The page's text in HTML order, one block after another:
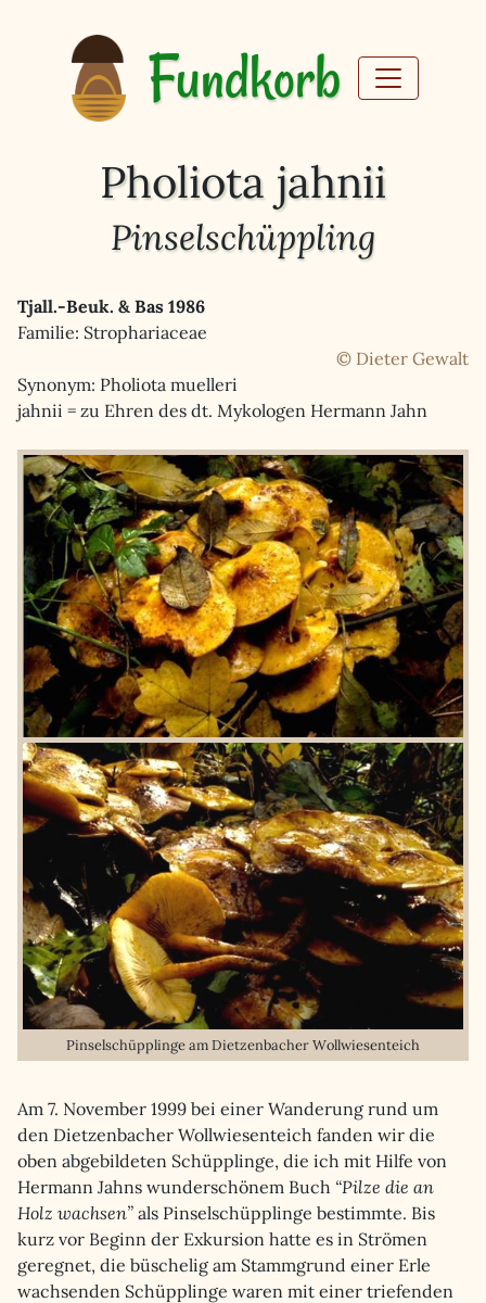
Fundkorb
Pholiota jahnii
Pinselschüppling
Tjall.-Beuk. & Bas 1986
Familie: Strophariaceae
© Dieter Gewalt
Synonym: Pholiota muelleri
jahnii = zu Ehren des dt. Mykologen Hermann Jahn
Pinselschüpplinge am Dietzenbacher Wollwiesenteich
Am 7. November 1999 bei einer Wanderung rund um
den Dietzenbacher Wollwiesenteich fanden wir die
oben abgebildeten Schüpplinge, die ich mit Hilfe von
Hermann Jahns wunderschönem Buch “Pilze die an
Holz wachsen” als Pinselschüpplinge bestimmte. Bis
kurz vor Beginn der Exkursion hatte es in Strömen
geregnet, die büschelig am Stammgrund einer Erle
wachsenden Schüpplinge waren mit einer triefenden